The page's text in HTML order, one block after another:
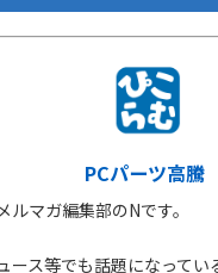
PCパーツ高騰
ルマガ編集部のNです。
ース等でも話題になってい